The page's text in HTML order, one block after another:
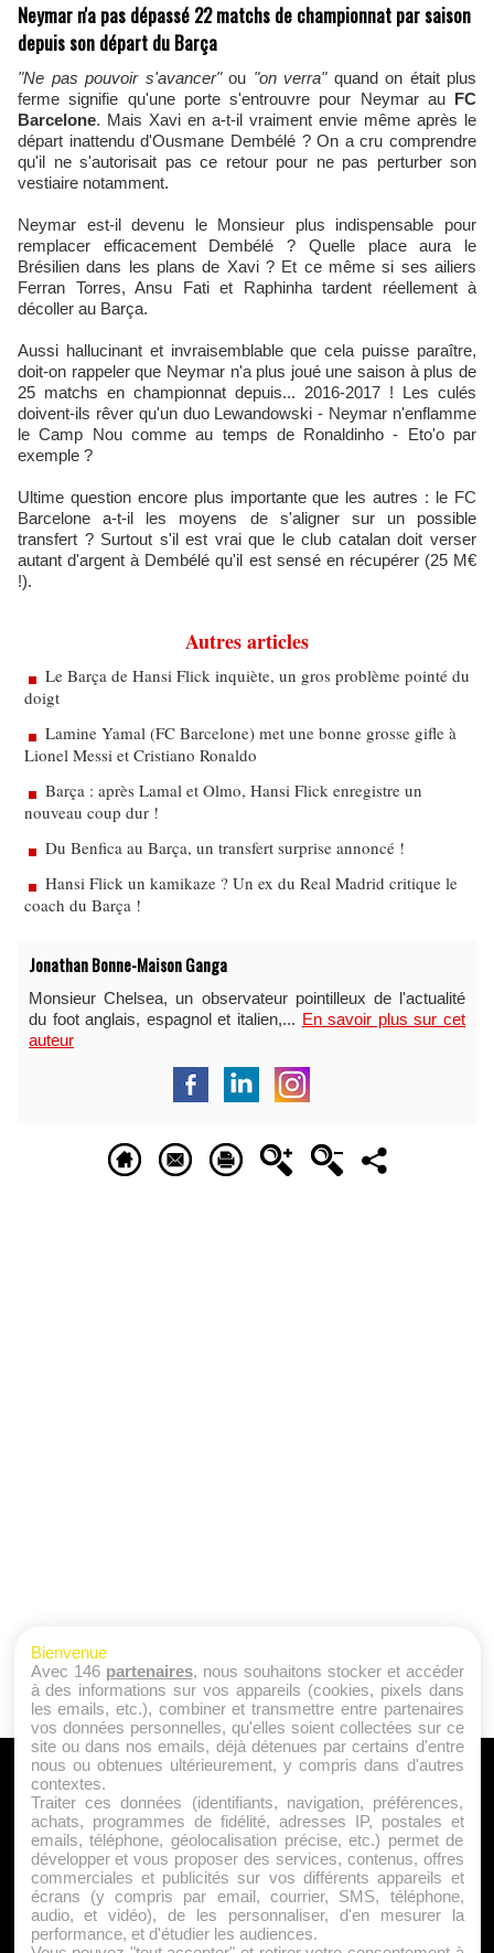
Neymar n'a pas dépassé 22 matchs de championnat par saison
depuis son départ du Barça
"Ne pas pouvoir s'avancer"ou "on verra"quand on était plus
ferme signifie qu'une porte s'entrouvre pour Neymar au FC
Barcelone. Mais Xavi en a-t-il vraiment envie même après le
départ inattendu d'Ousmane Dembélé ? On a cru comprendre
qu'il ne s'autorisait pas ce retour pour ne pas perturber son
vestiaire notamment.
Neymar est-il devenu le Monsieur plus indispensable pour
remplacer efficacement Dembélé ? Quelle place aura le
Brésilien dans les plans de Xavi ? Et ce même si ses ailiers
Ferran Torres, Ansu Fati et Raphinha tardent réellement à
décoller au Barça.
Aussi hallucinant et invraisemblable que cela puisse paraître,
doit-on rappeler que Neymar n'a plus joué une saison à plus de
25 matchs en championnat depuis... 2016-2017 ! Les culés
doivent-ils rêver qu'un duo Lewandowski - Neymar n'enflamme
le Camp Nou comme au temps de Ronaldinho - Eto'o par
exemple ?
Ultime question encore plus importante que les autres : le FC
Barcelone a-t-il les moyens de s'aligner sur un possible
transfert ? Surtout s'il est vrai que le club catalan doit verser
autant d'argent à Dembélé qu'il est sensé en récupérer (25 M€
!).
Autres articles
Le Barça de Hansi Flick inquiète, un gros problème pointé du
doigt
Lamine Yamal (FC Barcelone) met une bonne grosse gifle à
Lionel Messi et Cristiano Ronaldo
Barça : après Lamal et Olmo, Hansi Flick enregistre un
nouveau coup dur !
Du Benfica au Barça, un transfert surprise annoncé !
Hansi Flick un kamikaze ? Un ex du Real Madrid critique le
coach du Barça !
Jonathan Bonne-Maison Ganga
Monsieur Chelsea, un observateur pointilleux de l'actualité
du foot anglais, espagnol et italien,... En savoir plus sur cet
auteur
A PROPOS
Qui sommes nous ?
Mentions Légales
Publicité
Politique de Cookies
Contact
Bienvenue
Avec 146 partenaires, nous souhaitons stocker et accéder
à des informations sur vos appareils (cookies, pixels dans
les emails, etc.), combiner et transmettre entre partenaires
vos données personnelles, qu'elles soient collectées sur ce
site ou dans nos emails, déjà détenues par certains d'entre
nous ou obtenues ultérieurement, y compris dans d'autres
contextes.
Traiter ces données (identifiants, navigation, préférences,
achats, programmes de fidélité, adresses IP, postales et
emails, téléphone, géolocalisation précise, etc.) permet de
développer et vous proposer des services, contenus, offres
commerciales et publicités sur vos différents appareils et
écrans (y compris par email, courrier, SMS, téléphone,
audio, et vidéo), de les personnaliser, d'en mesurer la
performance, et d'étudier les audiences.